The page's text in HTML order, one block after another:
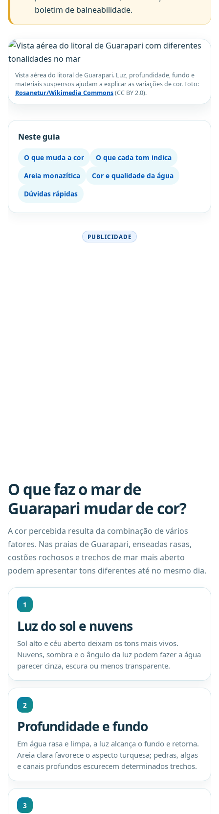
boletim de balneabilidade.
Vista aérea do litoral de Guarapari. Luz, profundidade, fundo e
materiais suspensos ajudam a explicar as variações de cor. Foto:
Rosanetur/Wikimedia Commons(CC BY 2.0).
Neste guia
O que muda a cor
O que cada tom indica
Areia monazítica
Cor e qualidade da água
Dúvidas rápidas
PUBLICIDADE
O que faz o mar de
Guarapari mudar de cor?
A cor percebida resulta da combinação de vários
fatores. Nas praias de Guarapari, enseadas rasas,
costões rochosos e trechos de mar mais aberto
podem apresentar tons diferentes até no mesmo dia.
1
Luz do sol e nuvens
Sol alto e céu aberto deixam os tons mais vivos.
Nuvens, sombra e o ângulo da luz podem fazer a água
parecer cinza, escura ou menos transparente.
2
Profundidade e fundo
Em água rasa e limpa, a luz alcança o fundo e retorna.
Areia clara favorece o aspecto turquesa; pedras, algas
e canais profundos escurecem determinados trechos.
3